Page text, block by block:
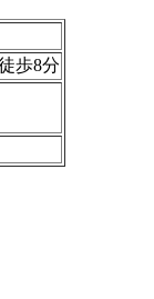
歩8分